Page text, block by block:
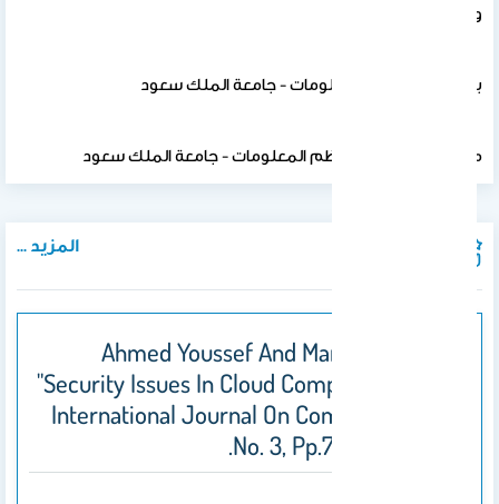
والمعلومات
بكالوريس تقنية المعلومات - جامعة الملك سعود
ماجستير العلوم في نظم المعلومات - جامعة الملك سعود
المزيد ...
2. Ahmed Youssef And Manal Alageel
"Security Issues In Cloud Computing ", GSTF
International Journal On Computing. Vol.1,
No. 3, Pp.7-12, Aug. 2011.